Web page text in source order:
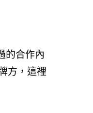
的合作內
方，這裡